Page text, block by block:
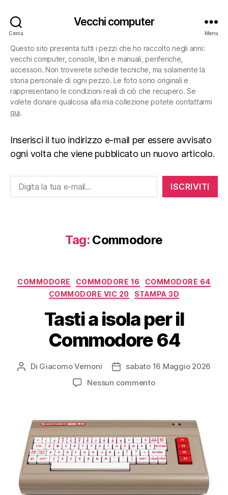
Cerca
Vecchi computer
Menu
Questo sito presenta tutti i pezzi che ho raccolto negli anni:
vecchi computer, console, libri e manuali, periferiche,
accessori. Non troverete schede tecniche, ma solamente la
storia personale di ogni pezzo. Le foto sono originali e
rappresentano le condizioni reali di ciò che recupero. Se
volete donare qualcosa alla mia collezione potete contattarmi
qui.
Inserisci il tuo indirizzo e-mail per essere avvisato
ogni volta che viene pubblicato un nuovo articolo.
Digita la tua e-mail...
ISCRIVITI
Tag: Commodore
Categorie
COMMODORE COMMODORE 16
COMMODORE 64
COMMODORE VIC 20
STAMPA 3D
Tasti a isola per il
Commodore 64
Autore
Di Giacomo Vernoni
Data
dell'articolo
sabato 16 Maggio 2026
Nessun commentosu
per
il
Commodore
64